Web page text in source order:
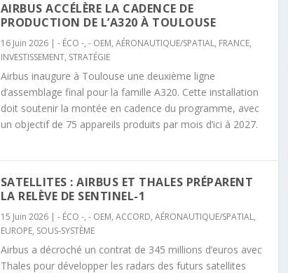
AIRBUS ACCÉLÈRE LA CADENCE DE
PRODUCTION DE L’A320 À TOULOUSE
16 Juin 2026| - ÉCO -, - OEM, AÉRONAUTIQUE/SPATIAL, FRANCE,
INVESTISSEMENT, STRATÉGIE
Airbus inaugure à Toulouse une deuxième ligne
d’assemblage final pour la famille A320. Cette installation
doit soutenir la montée en cadence du programme, avec
un objectif de 75 appareils produits par mois d’ici à 2027.
SATELLITES : AIRBUS ET THALES PRÉPARENT
LA RELÈVE DE SENTINEL-1
15 Juin 2026| - ÉCO -, - OEM, ACCORD, AÉRONAUTIQUE/SPATIAL,
EUROPE, SOUS-SYSTÈME
Airbus a décroché un contrat de 345 millions d’euros avec
Thales pour développer les radars des futurs satellites